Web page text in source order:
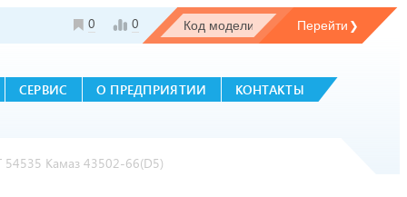
0 0
СЕРВИС О ПРЕДПРИЯТИИ КОНТАКТЫ
Камаз 43502-66(D5)